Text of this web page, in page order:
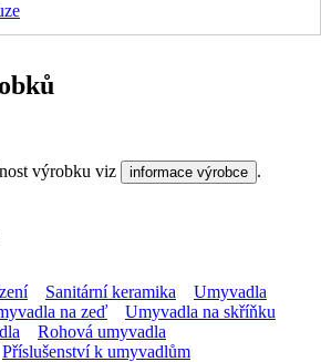
výrobku viz informace výrobce .
Sanitární keramika
Umyvadla
na zeď
Umyvadla na skříňku
Rohová umyvadla
Příslušenství k umyvadlům